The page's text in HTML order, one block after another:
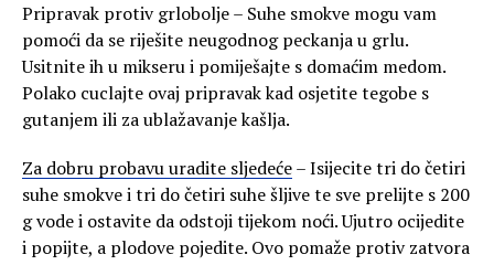
Pripravak protiv grlobolje – Suhe smokve mogu vam
pomoći da se riješite neugodnog peckanja u grlu.
Usitnite ih u mikseru i pomiješajte s domaćim medom.
Polako cuclajte ovaj pripravak kad osjetite tegobe s
gutanjem ili za ublažavanje kašlja.
Za dobru probavu uradite sljedeće– Isijecite tri do četiri
suhe smokve i tri do četiri suhe šljive te sve prelijte s 200
g vode i ostavite da odstoji tijekom noći. Ujutro ocijedite
i popijte, a plodove pojedite. Ovo pomaže protiv zatvora